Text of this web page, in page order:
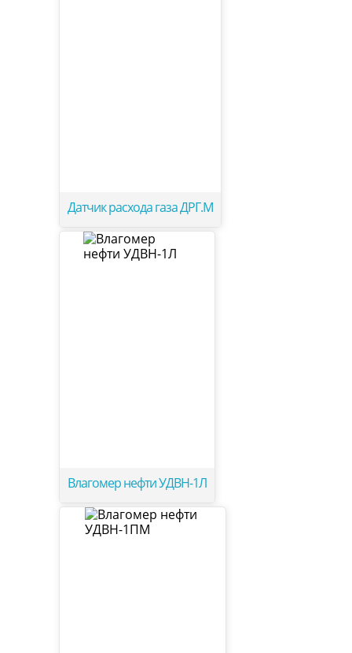
Датчик расхода газа ДРГ.М
Влагомер нефти УДВН-1Л